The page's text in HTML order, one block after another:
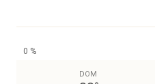
0 %
DOM